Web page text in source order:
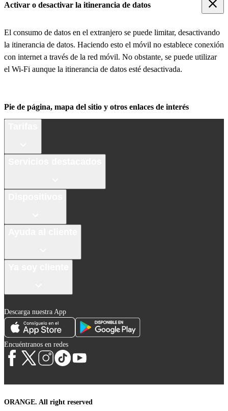
Activar o desactivar la itinerancia de datos
El consumo de datos en el extranjero se puede limitar, desactivando
la itinerancia de datos. Haciendo esto el móvil no establece conexión
con internet a través de la red móvil. No obstante, se puede utilizar
el Wi-Fi aunque la itinerancia de datos esté desactivada.
Pie de página, mapa del sitio y otros enlaces de interés
Descarga nuestra App
Encuéntranos en redes
ORANGE. All right reserved